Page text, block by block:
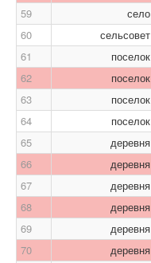
59
село
60
сельсовет
61
поселок
62
поселок
63
поселок
64
поселок
65
деревня
66
деревня
67
деревня
68
деревня
69
деревня
70
деревня